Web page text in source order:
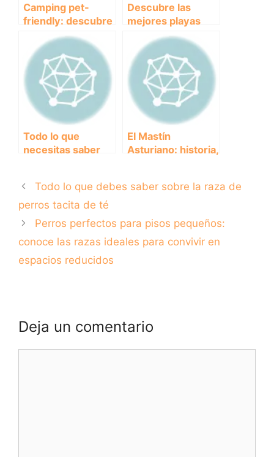
Camping pet-
friendly: descubre
los mejores sitios
de acampada para
disfrutar con tus
mascotas
Descubre las
mejores playas
para ir con tu
perro en Girona
Todo lo que
necesitas saber
internos para
proteger a tu
perro
El Mastín
Asturiano: historia,
Todo lo que debes saber sobre la raza de
perros tacita de té
Perros perfectos para pisos pequeños:
conoce las razas ideales para convivir en
espacios reducidos
Deja un comentario